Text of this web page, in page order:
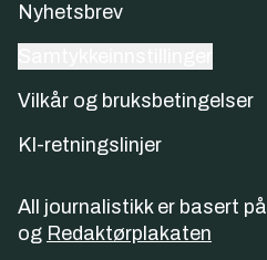
Nyhetsbrev
Vilkår og bruksbetingelser
KI-retningslinjer
All journalistikk er basert på
og Redaktørplakaten